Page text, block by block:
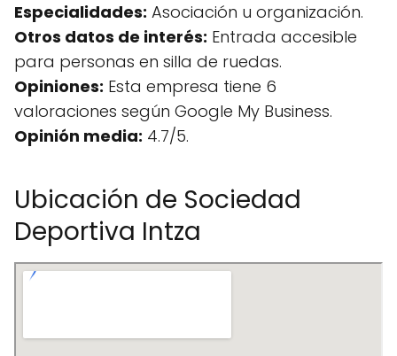
Especialidades: Asociación u organización.
Otros datos de interés: Entrada accesible
para personas en silla de ruedas.
Opiniones: Esta empresa tiene 6
valoraciones según Google My Business.
Opinión media: 4.7/5.
Ubicación de Sociedad
Deportiva Intza